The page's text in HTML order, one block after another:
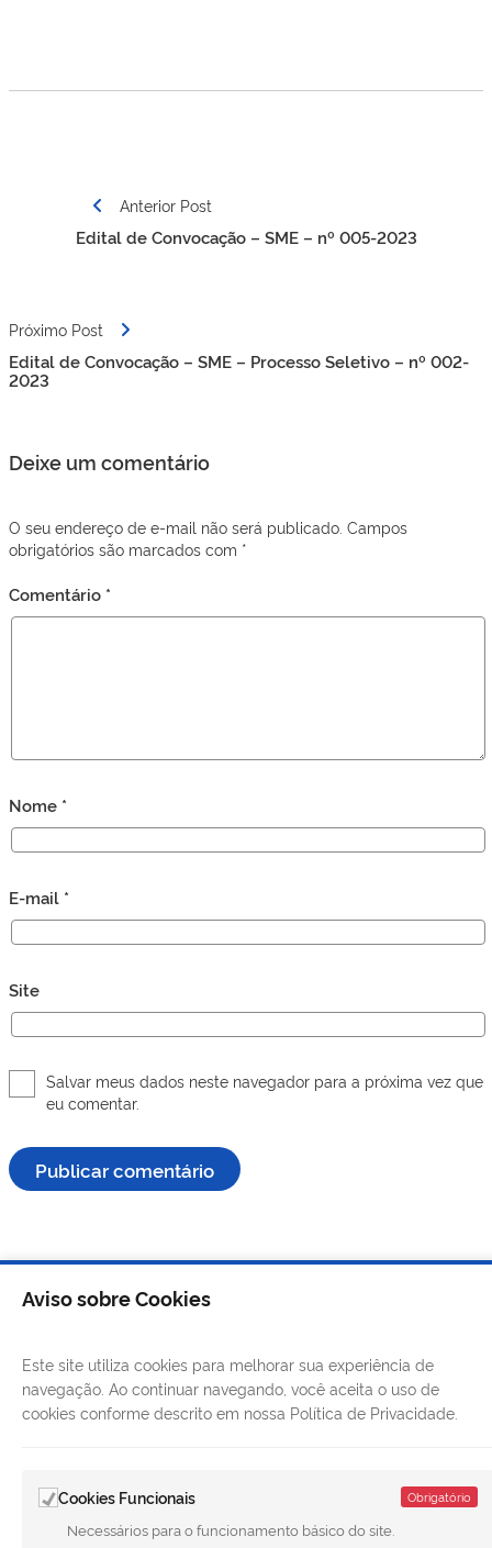
NavegaçãoAnterior Post
Edital de Convocação – SME – nº 005-2023
Próximo Post
Edital de Convocação – SME – Processo Seletivo – nº 002-
2023
Deixe um comentário
O seu endereço de e-mail não será publicado. Campos
obrigatórios são marcados com *
Comentário *
Nome *
E-mail *
Site
Salvar meus dados neste navegador para a próxima vez que
eu comentar.
LINKS ÚTEIS
Aviso sobre Cookies
Este site utiliza cookies para melhorar sua experiência de
navegação. Ao continuar navegando, você aceita o uso de
cookies conforme descrito em nossa Política de Privacidade.
Cookies Funcionais Obrigatório
Necessários para o funcionamento básico do site.